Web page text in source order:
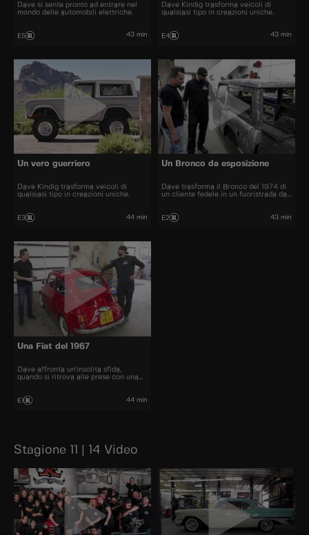
Dave si sente pronto ad entrare nel
mondo delle automobili elettriche.
E5 43 min
Dave Kindig trasforma veicoli di
qualsiasi tipo in creazioni uniche.
E4 43 min
Un vero guerriero
Dave Kindig trasforma veicoli di
qualsiasi tipo in creazioni uniche.
E3 44 min
Un Bronco da esposizione
Dave trasforma il Bronco del 1974 di
un cliente fedele in un fuoristrada da
E2 43 min
Una Fiat del 1967
Dave affronta un'insolita sfida,
quando si ritrova alle prese con una
E1 44 min
Stagione 11 | 14 Video